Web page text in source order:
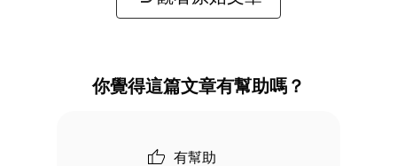
你覺得這篇文章有幫助嗎？
有幫助